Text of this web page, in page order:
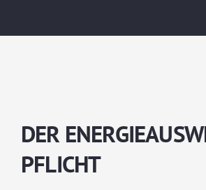
DER
PFLICHT